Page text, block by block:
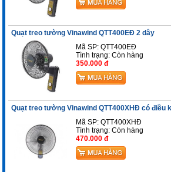
Quạt treo tường Vinawind QTT400EĐ 2 dây
Mã SP: QTT400EĐ
Tình trạng:Còn hàng
350.000 đ
Quạt treo tường Vinawind QTT400XHĐ có điều
Mã SP: QTT400XHĐ
Tình trạng:Còn hàng
470.000 đ